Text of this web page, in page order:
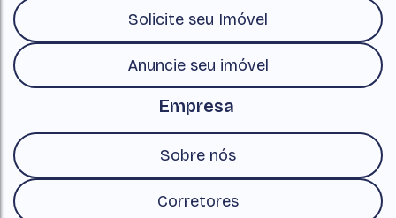
Solicite seu Imóvel
Anuncie seu imóvel
Empresa
Sobre nós
Corretores